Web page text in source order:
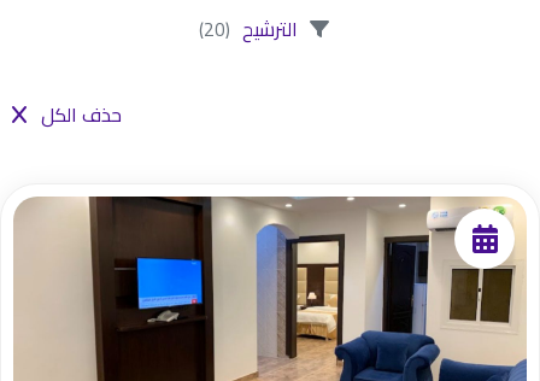
الترشيح (20)
حذف الكل